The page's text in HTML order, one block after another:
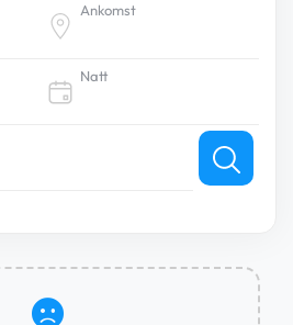
Ankomst
Natt